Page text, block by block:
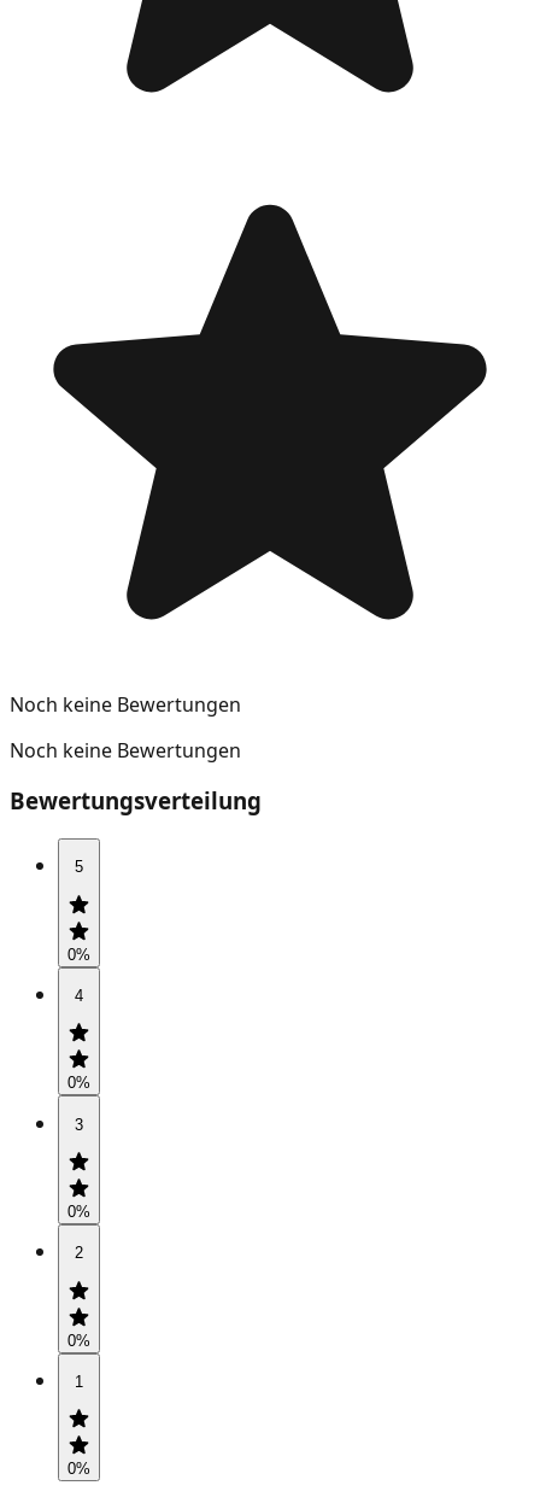
Noch keine Bewertungen
Noch keine Bewertungen
Bewertungsverteilung
5
0%
4
0%
3
0%
2
0%
1
0%